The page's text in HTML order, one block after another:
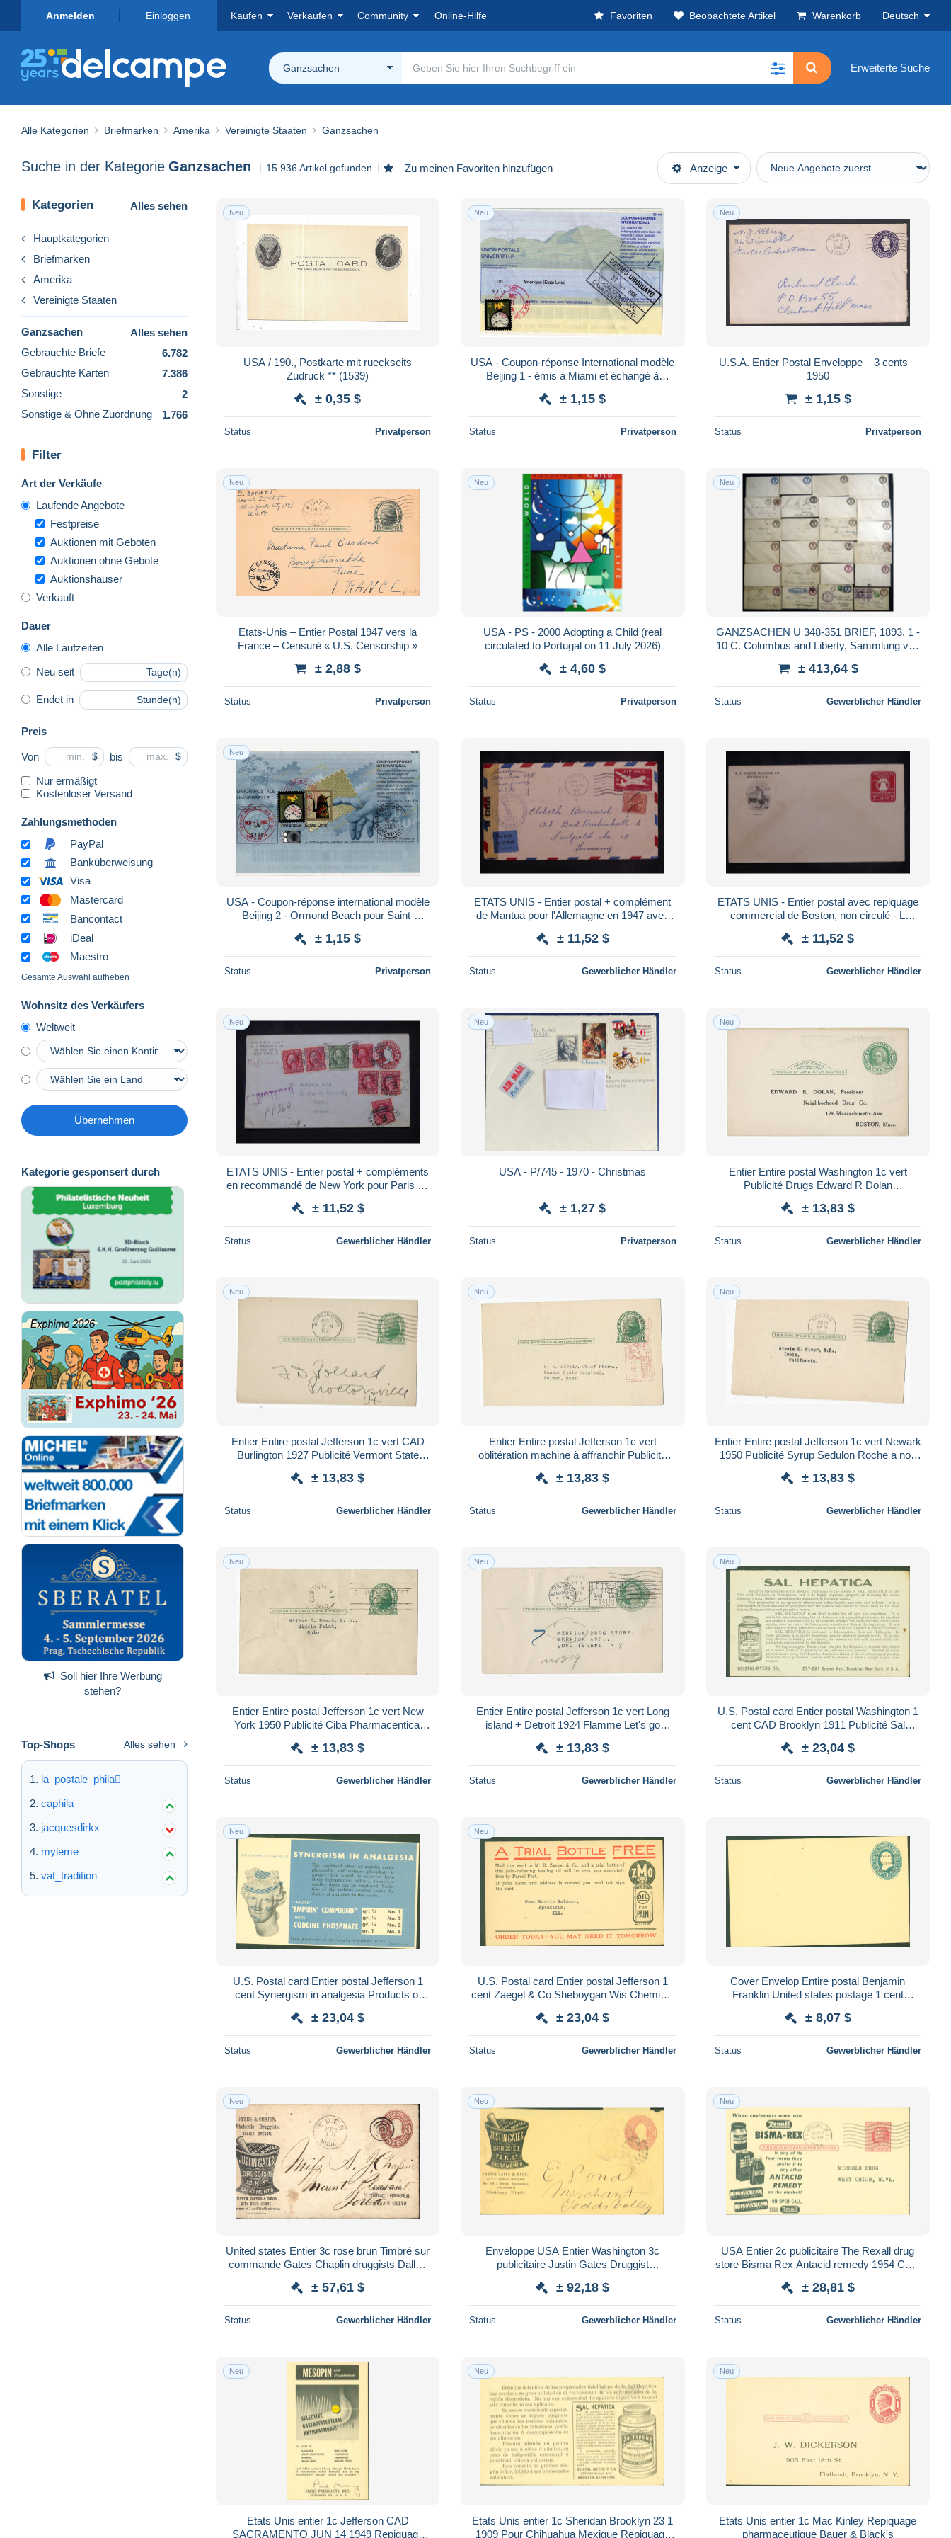
Anmelden Einloggen Kaufen Verkaufen Community Online-Hilfe Favoriten Beobachtete Artikel Warenkorb Deutsch
Ganzsachen Erweiterte Suche
Alle Kategorien Briefmarken Amerika Vereinigte Staaten Ganzsachen
Suche in der Kategorie Ganzsachen 15.936 Artikel gefunden Zu meinen Favoriten hinzufügen Anzeige
Kategorien Alles sehen
Hauptkategorien
Briefmarken
Amerika
Vereinigte Staaten
Ganzsachen
Alles sehen
Gebrauchte Briefe
6.782
Gebrauchte Karten
7.386
Sonstige
2
Sonstige & Ohne Zuordnung
1.766
Filter
Art der Verkäufe
Laufende Angebote
Festpreise
Auktionen mit Geboten
Auktionen ohne Gebote
Auktionshäuser
Verkauft
Dauer
Alle Laufzeiten
Neu seit Tage(n)
Endet in Stunde(n)
Preis
Von $ bis $
Nur ermäßigt
Kostenloser Versand
Zahlungsmethoden
PayPal
Banküberweisung
Visa
Mastercard
Bancontact
iDeal
Maestro
Gesamte Auswahl aufheben
Wohnsitz des Verkäufers
Weltweit
Übernehmen
Kategorie gesponsert durch
Soll hier Ihre Werbung
stehen?
Top-Shops Alles sehen
la_postale_phila
caphila
jacquesdirkx
myleme
vat_tradition
Neu
USA / 190., Postkarte mit rueckseits
Zudruck ** (1539)
± 0,35 $
Status Privatperson
Neu
USA - Coupon-réponse International modèle
Beijing 1 - émis à Miami et échangé à
± 1,15 $
Status Privatperson
Neu
U.S.A. Entier Postal Enveloppe – 3 cents –
1950
± 1,15 $
Status Privatperson
Neu
Etats-Unis – Entier Postal 1947 vers la
France – Censuré « U.S. Censorship »
± 2,88 $
Status Privatperson
Neu
USA - PS - 2000 Adopting a Child (real
circulated to Portugal on 11 July 2026)
± 4,60 $
Status Privatperson
Neu
GANZSACHEN U 348-351 BRIEF, 1893, 1 -
10 C. Columbus and Liberty, Sammlung von
± 413,64 $
Status Gewerblicher Händler
Neu
USA - Coupon-réponse international modèle
Beijing 2 - Ormond Beach pour Saint-
± 1,15 $
Status Privatperson
ETATS UNIS - Entier postal + complément
de Mantua pour l'Allemagne en 1947 avec
± 11,52 $
Status Gewerblicher Händler
ETATS UNIS - Entier postal avec repiquage
commercial de Boston, non circulé - L
± 11,52 $
Status Gewerblicher Händler
Neu
ETATS UNIS - Entier postal + compléments
en recommandé de New York pour Paris en
± 11,52 $
Status Gewerblicher Händler
Neu
USA - P/745 - 1970 - Christmas
± 1,27 $
Status Privatperson
Neu
Entier Entire postal Washington 1c vert
Publicité Drugs Edward R Dolan
± 13,83 $
Status Gewerblicher Händler
Neu
Entier Entire postal Jefferson 1c vert CAD
Burlington 1927 Publicité Vermont State
± 13,83 $
Status Gewerblicher Händler
Neu
Entier Entire postal Jefferson 1c vert
oblitération machine à affranchir Publicité
± 13,83 $
Status Gewerblicher Händler
Neu
Entier Entire postal Jefferson 1c vert Newark
1950 Publicité Syrup Sedulon Roche a non
± 13,83 $
Status Gewerblicher Händler
Neu
Entier Entire postal Jefferson 1c vert New
York 1950 Publicité Ciba Pharmacentical
± 13,83 $
Status Gewerblicher Händler
Neu
Entier Entire postal Jefferson 1c vert Long
island + Detroit 1924 Flamme Let's go
± 13,83 $
Status Gewerblicher Händler
Neu
U.S. Postal card Entier postal Washington 1
cent CAD Brooklyn 1911 Publicité Sal
± 23,04 $
Status Gewerblicher Händler
Neu
U.S. Postal card Entier postal Jefferson 1
cent Synergism in analgesia Products of
± 23,04 $
Status Gewerblicher Händler
Neu
U.S. Postal card Entier postal Jefferson 1
cent Zaegel & Co Sheboygan Wis Chemists
± 23,04 $
Status Gewerblicher Händler
Cover Envelop Entire postal Benjamin
Franklin United states postage 1 cent
congress
± 8,07 $
Status Gewerblicher Händler
Neu
United states Entier 3c rose brun Timbré sur
commande Gates Chaplin druggists Dalles
± 57,61 $
Status Gewerblicher Händler
Neu
Enveloppe USA Entier Washington 3c
publicitaire Justin Gates Druggist
1864
± 92,18 $
Status Gewerblicher Händler
Neu
USA Entier 2c publicitaire The Rexall drug
store Bisma Rex Antacid remedy 1954 CAD
± 28,81 $
Status Gewerblicher Händler
Neu
Etats Unis entier 1c Jefferson CAD
SACRAMENTO JUN 14 1949 Repiquage
Neu
Etats Unis entier 1c Sheridan Brooklyn 23 1
1909 Pour Chihuahua Mexique Repiquage
Neu
Etats Unis entier 1c Mac Kinley Repiquage
pharmaceutique Bauer & Black's